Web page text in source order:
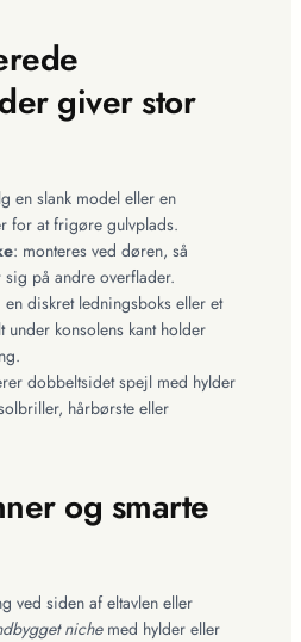
giver stor
en slank model eller en
for at frigøre gulvplads.
: monteres ved døren, så
på andre overflader.
en diskret ledningsboks eller et
under konsolens kant holder
dobbeltsidet spejl med hylder
hårbørste eller
og smarte
ved siden af eltavlen eller
nichemed hylder eller